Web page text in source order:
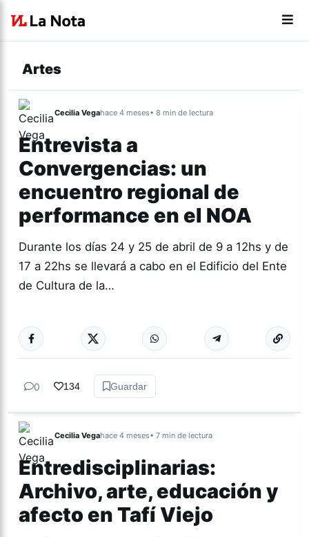
Artes
Cecilia Vegahace 4 meses• 8 min de lectura
Entrevista a
Convergencias: un
encuentro regional de
performance en el NOA
Durante los días 24 y 25 de abril de 9 a 12hs y de
17 a 22hs se llevará a cabo en el Edificio del Ente
de Cultura de la…
ARTES Más
0 134 Guardar
Cecilia Vegahace 4 meses• 7 min de lectura
Entredisciplinarias:
Archivo, arte, educación y
afecto en Tafí Viejo